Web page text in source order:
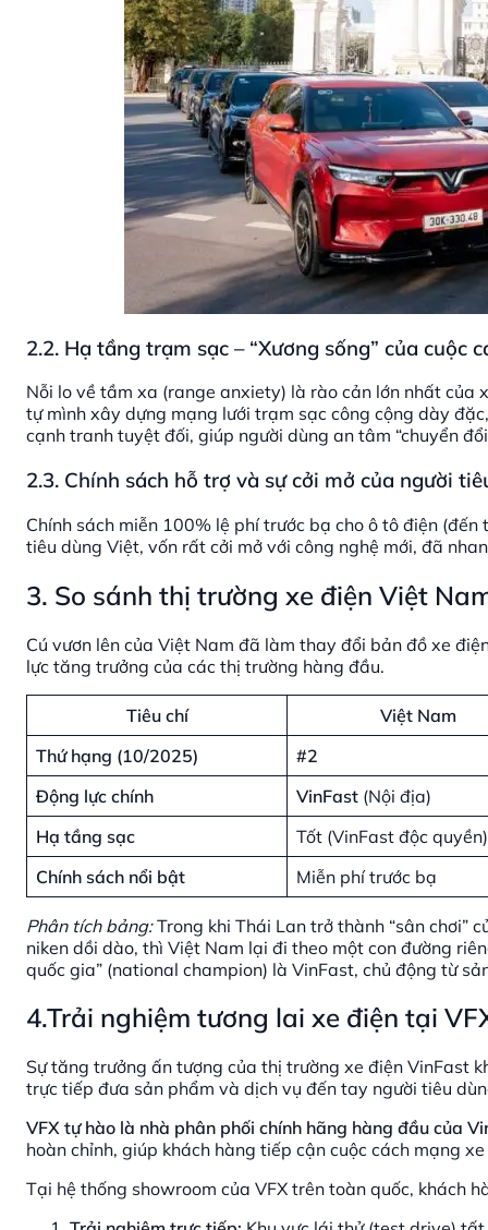
2.2. Hạ tầng trạm sạc – “Xương sống” của cuộc
Nỗi lo về tầm xa (range anxiety) là rào cản lớn nhất
tự mình xây dựng mạng lưới trạm sạc công cộng dày
cạnh tranh tuyệt đối, giúp người dùng an tâm “chuyển
2.3. Chính sách hỗ trợ và sự cởi mở của người
Chính sách miễn 100% lệ phí trước bạ cho ô tô điện
tiêu dùng Việt, vốn rất cởi mở với công nghệ mới, đã
3. So sánh thị trường xe điện Việt
Cú vươn lên của Việt Nam đã làm thay đổi bản đồ xe
lực tăng trưởng của các thị trường hàng đầu.
Tiêu chí
Việt Nam
Thứ hạng (10/2025)
#2
Động lực chính
VinFast (Nội địa)
Hạ tầng sạc
Tốt (VinFast độc quyền)
Chính sách nổi bật
Miễn phí trước bạ
Phân tích bảng:Trong khi Thái Lan trở thành “sân chơi”
niken dồi dào, thì Việt Nam lại đi theo một con đường
quốc gia” (national champion) là VinFast, chủ động từ
4.Trải nghiệm tương lai xe điện tại
Sự tăng trưởng ấn tượng của thị trường xe điện VinFast
trực tiếp đưa sản phẩm và dịch vụ đến tay người tiêu
VFX tự hào là nhà phân phối chính hãng hàng đầu của
hoàn chỉnh, giúp khách hàng tiếp cận cuộc cách mạng
Tại hệ thống showroom của VFX trên toàn quốc, khách